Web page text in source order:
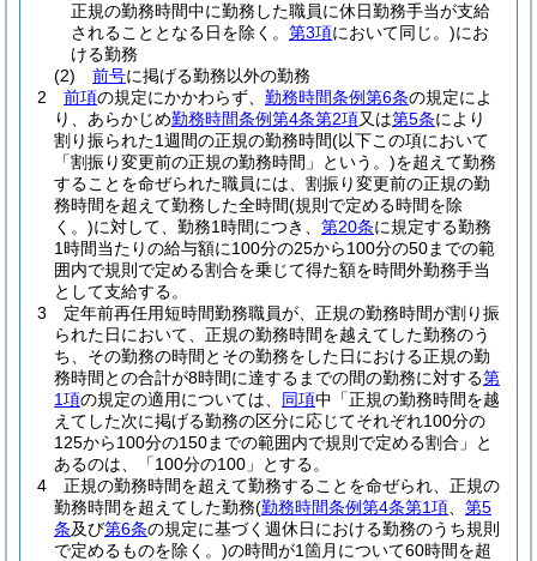
正規の勤務時間中に勤務した職員に休日勤務手当が支給
されることとなる日を除く。 第3項において同じ。)にお
ける勤務
(2)
前号に掲げる勤務以外の勤務
2
前項の規定にかかわらず、 勤務時間条例第6条の規定によ
り、あらかじめ勤務時間条例第4条第2項又は第5条により
割り振られた1週間の正規の勤務時間(以下この項において
「割振り変更前の正規の勤務時間」という。)を超えて勤務
することを命ぜられた職員には、割振り変更前の正規の勤
務時間を超えて勤務した全時間(規則で定める時間を除
く。)に対して、勤務1時間につき、 第20条に規定する勤務
1時間当たりの給与額に100分の25から100分の50までの範
囲内で規則で定める割合を乗じて得た額を時間外勤務手当
として支給する。
3
定年前再任用短時間勤務職員が、正規の勤務時間が割り振
られた日において、正規の勤務時間を越えてした勤務のう
ち、その勤務の時間とその勤務をした日における正規の勤
務時間との合計が8時間に達するまでの間の勤務に対する第
1項の規定の適用については、 同項中「正規の勤務時間を越
えてした次に掲げる勤務の区分に応じてそれぞれ100分の
125から100分の150までの範囲内で規則で定める割合」と
あるのは、「100分の100」とする。
4
正規の勤務時間を超えて勤務することを命ぜられ、正規の
勤務時間を超えてした勤務(勤務時間条例第4条第1項
第5
条及び第6条の規定に基づく週休日における勤務のうち規則
で定めるものを除く。)の時間が1箇月について60時間を超